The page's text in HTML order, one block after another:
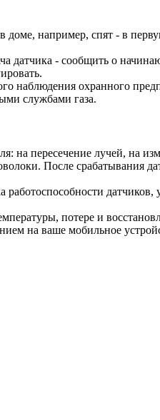
доме, например, спят - в
датчика - сообщить о
наблюдения охранного
службами газа.
на пересечение лучей, на
После срабатывания
датчиков,
потере и
на ваше мобильное